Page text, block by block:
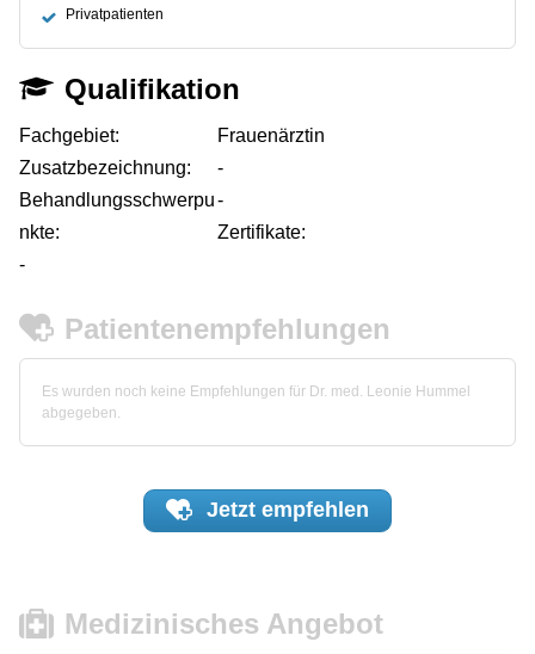
Privatpatienten
Qualifikation
Fachgebiet:
Frauenärztin
Zusatzbezeichnung:
-
Behandlungsschwerpu
nkte:
-
Zertifikate:
-
Patientenempfehlungen
Es wurden noch keine Empfehlungen für Dr. med. Leonie Hummel
abgegeben.
Jetzt empfehlen
Medizinisches Angebot